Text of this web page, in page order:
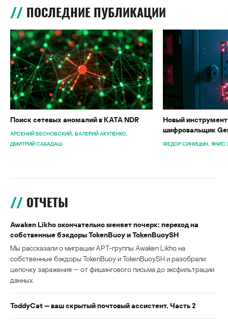
ПОСЛЕДНИЕ ПУБЛИКАЦИИ
Поиск сетевых аномалий в KATA NDR
АРСЕНИЙ ВЕСНОВСКИЙ ВАЛЕРИЙ АКУЛЕНКО
ДМИТРИЙ САБАДАШ
Новый
шифровальщик
ФЕДОР СИНИЦЫН ЯНИС
ОТЧЕТЫ
Awaken Likho окончательно меняет почерк: переход на
собственные бэкдоры TokenBuoy и TokenBuoySH
Мы рассказали о миграции APT-группы Awaken Likho на
собственные бэкдоры TokenBuoy и TokenBuoySH и разобрали
цепочку заражения — от фишингового письма до эксфильтрации
данных.
ToddyCat — ваш скрытый почтовый ассистент. Часть 2